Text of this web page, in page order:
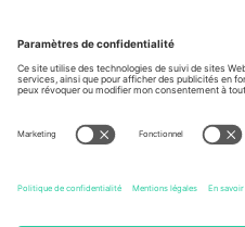
TixProtect